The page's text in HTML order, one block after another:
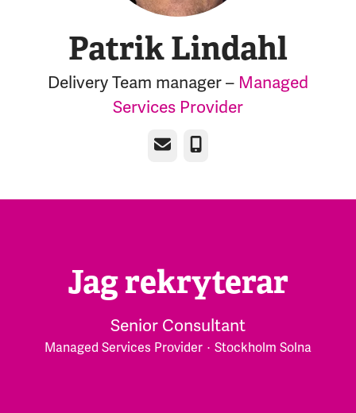
Patrik Lindahl
Delivery Team manager – Managed
Services Provider
E-post Telefon
Jag rekryterar
Senior Consultant
Managed Services Provider · Stockholm Solna